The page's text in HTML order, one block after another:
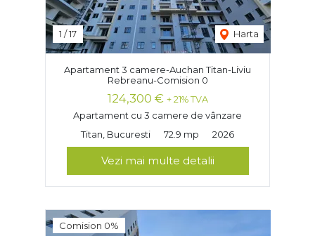
1 /17 Harta
Apartament 3 camere-Auchan Titan-Liviu
Rebreanu-Comision 0
124,300 € + 21% TVA
Apartament cu 3 camere de vânzare
Titan, Bucuresti
72.9 mp 2026
Vezi mai multe detalii
Comision 0%